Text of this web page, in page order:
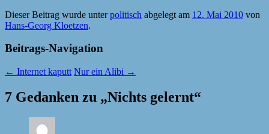
Dieser Beitrag wurde unterpolitisch abgelegt am 12. Mai 2010 von
Hans-Georg Kloetzen.
Beitrags-Navigation
← Internet kaputt Nur ein Alibi →
7 Gedanken zu „Nichts gelernt“